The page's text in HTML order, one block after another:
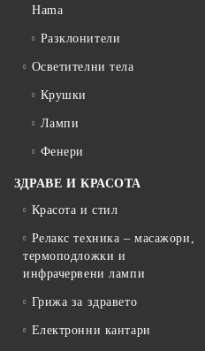
Hama
Разклонители
Осветителни тела
Крушки
Лампи
Фенери
ЗДРАВЕ И КРАСОТА
Красота и стил
Релакс техника – масажори,
термоподложки и
инфрачервени лампи
Грижа за здравето
Електронни кантари